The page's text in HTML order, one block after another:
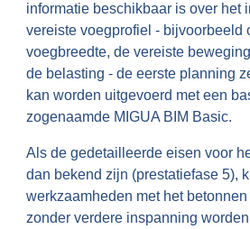
informatie beschikbaar is over het
vereiste voegprofiel - bijvoorbeeld
voegbreedte, de vereiste
de belasting - de eerste planning
kan worden uitgevoerd met een
zogenaamde MIGUA BIM Basic.
Als de gedetailleerde eisen voor
dan bekend zijn (prestatiefase 5),
werkzaamheden met het
zonder verdere inspanning